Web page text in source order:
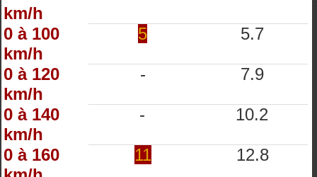
km/h
0 à 100
km/h
5 5.7
0 à 120
km/h
- 7.9
0 à 140
km/h
- 10.2
0 à 160
11 12.8